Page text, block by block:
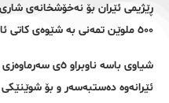
ڕێژیمی ئێران بۆ نەخۆشخانەی شاری
٥٠٠ ملوێن تمەنی بە شێوەی کاتی ئازاد کرا.
شیاوی باسە
ئێرانەوە دەستبەسەر و بۆ شوێنێکی